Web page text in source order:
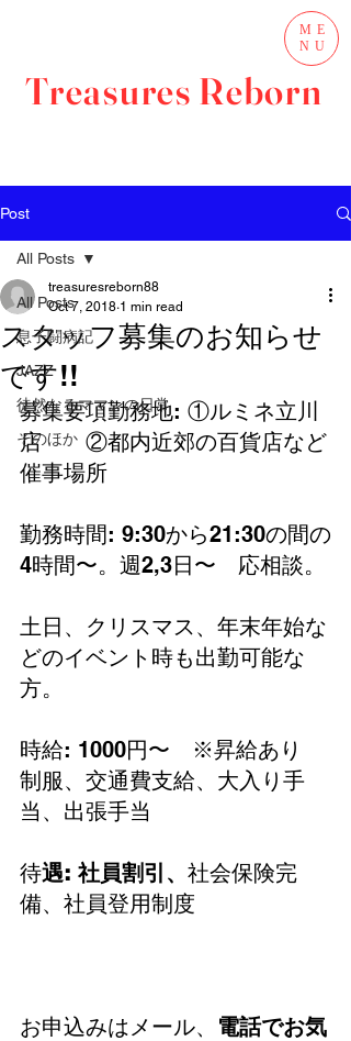
ME
NU
Treasures Reborn
Post
All Posts
息子闘病記
JAZZ
徒然なるママンの日常
そのほか
All Posts
スタッフ募集のお知らせ
です!!
treasuresreborn88
Oct 7, 2018 1 min read
募集要項勤務地: ①ルミネ立川
店　　②都内近郊の百貨店など
催事場所
勤務時間: 9:30から21:30の間の
4時間〜。週2,3日〜　応相談。
土日、クリスマス、年末年始な
どのイベント時も出勤可能な
方。
時給: 1000円〜　※昇給あり
制服、交通費支給、大入り手
当、出張手当
待遇: 社員割引、 社会保険完
備、社員登用制度
お申込みはメール、 電話でお気